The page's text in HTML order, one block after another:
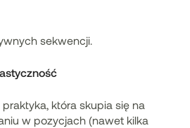
sekwencji.
która skupia się na
w pozycjach (nawet kilka